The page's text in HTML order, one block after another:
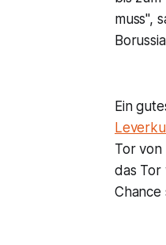
muss",
Borussia
Ein
Tor von
das Tor